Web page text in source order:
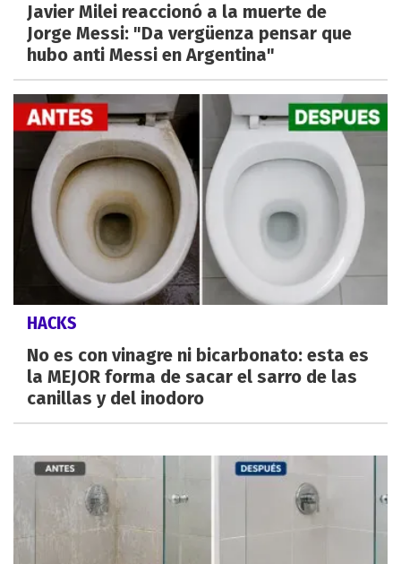
Javier Milei reaccionó a la muerte de
Jorge Messi: "Da vergüenza pensar que
hubo anti Messi en Argentina"
HACKS
No es con vinagre ni bicarbonato: esta es
la MEJOR forma de sacar el sarro de las
canillas y del inodoro